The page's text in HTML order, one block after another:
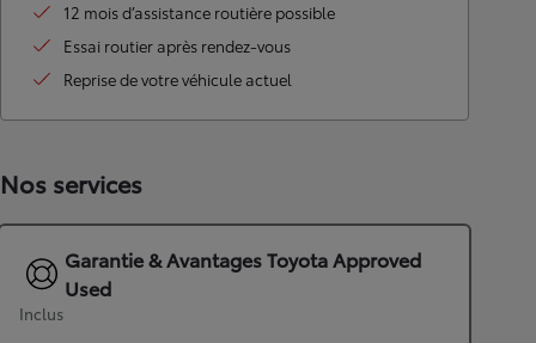
12 mois d’assistance routière possible
Essai routier après rendez-vous
Reprise de votre véhicule actuel
Nos services
Garantie & Avantages Toyota Approved
Used
Inclus